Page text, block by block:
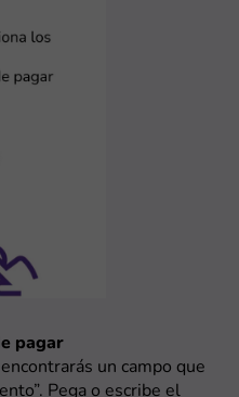
pagar
un campo que
Pega o escribe el